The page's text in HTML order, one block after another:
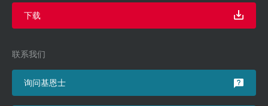
下载
联系我们
询问基恩士